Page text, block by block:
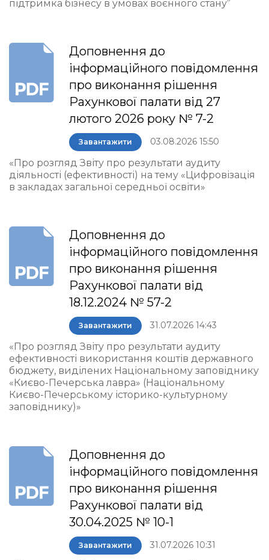
підтримка бізнесу в умовах воєнного стану”
Доповнення до
інформаційного повідомлення
про виконання рішення
Рахункової палати від 27
лютого 2026 року № 7-2
Завантажити 03.08.2026 15:50
«Про розгляд Звіту про результати аудиту
діяльності (ефективності) на тему «Цифровізація
в закладах загальної середньої освіти»
Доповнення до
інформаційного повідомлення
про виконання рішення
Рахункової палати від
18.12.2024 № 57-2
Завантажити 31.07.2026 14:43
«Про розгляд Звіту про результати аудиту
ефективності використання коштів державного
бюджету, виділених Національному заповіднику
«Києво-Печерська лавра» (Національному
Києво-Печерському історико-культурному
заповіднику)»
Доповнення до
інформаційного повідомлення
про виконання рішення
Рахункової палати від
30.04.2025 № 10-1
Завантажити 31.07.2026 10:31